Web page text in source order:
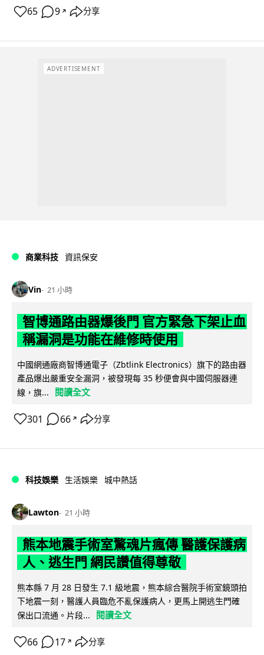
65 9 ↗ 分享
ADVERTISEMENT
商業科技 資訊保安
Vin 21 小時
智博通路由器爆後門 官方緊急下架止血
稱漏洞是功能在維修時使用
中國網通廠商智博通電子（Zbtlink Electronics）旗下的路由器
產品爆出嚴重安全漏洞，被發現每 35 秒便會與中國伺服器連
線，旗...
閱讀全文
301 66 ↗ 分享
科技娛樂 生活娛樂 城中熱話
Lawton 21 小時
熊本地震手術室驚魂片瘋傳 醫護保護病
人、逃生門 網民讚值得尊敬
熊本縣 7 月 28 日發生 7.1 級地震，熊本綜合醫院手術室鏡頭拍
下地震一刻，醫護人員臨危不亂保護病人，更馬上開逃生門確
保出口流通。片段...
閱讀全文
66 17 ↗ 分享